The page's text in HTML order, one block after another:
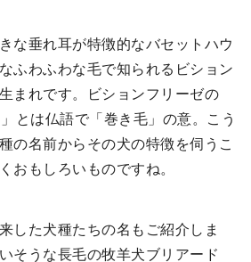
な垂れ耳が特徴的なバセットハウ
ふわふわな毛で知られるビション
まれです。ビションフリーゼの
とは仏語で「巻き毛」の意。こう
の名前からその犬の特徴を伺うこ
おもしろいものですね。
した犬種たちの名もご紹介しま
そうな長毛の牧羊犬ブリアード